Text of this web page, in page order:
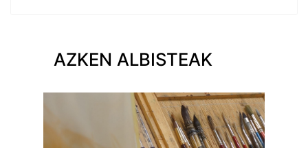
AZKEN ALBISTEAK